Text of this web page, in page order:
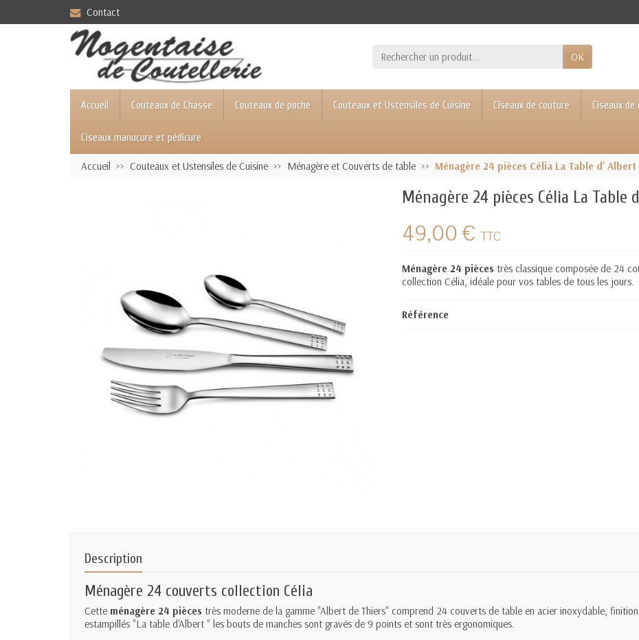
Contact
OK
Accueil Couteaux de Chasse Couteaux de poche Couteaux et Ustensiles de Cuisine Ciseaux de couture Ciseaux
Ciseaux manucure et pédicure
Accueil Couteaux et Ustensiles de Cuisine Ménagère et Couverts de table Ménagère 24 pièces Célia La Table d' Albert
Ménagère 24 pièces Célia La Table
49,00 €TTC
Ménagère 24 pièces très classique composée de 24
collection Célia, idéale pour vos tables de tous les jours.
Référence
Description
Ménagère 24 couverts collection Célia
Cette ménagère 24 pièces très moderne de la gamme "Albert de Thiers" comprend 24 couverts de table en acier inoxydable,
estampillés "La table d'Albert " les bouts de manches sont gravés de 9 points et sont très ergonomiques.